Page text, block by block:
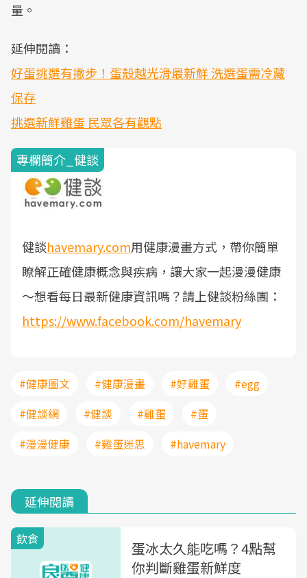
量。
延伸閱讀：
好蛋挑選有撇步！蛋殼越光滑最新鮮 洗選蛋需冷藏
保存
挑選新鮮雞蛋 民眾各有觀點
專欄簡介_健談
健談havemary.com用健康漫畫方式，帶你簡單
瞭解正確健康概念與疾病，讓大家一起漫漫健康
～想看每日最新健康資訊嗎？請上健談粉絲團：
https://www.facebook.com/havemary
#健康圖文 #健康漫畫 #好雞蛋
#egg
#健談網
#健談 #雞蛋
#蛋
#漫漫健康
#雞蛋迷思 #havemary
延伸閱讀
飲食
蛋冰太久能吃嗎？4點幫
你判斷雞蛋新鮮度